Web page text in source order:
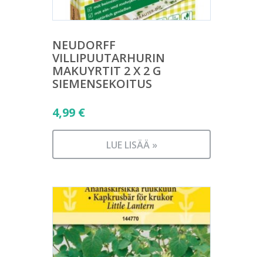
NEUDORFF
VILLIPUUTARHURIN
MAKUYRTIT 2 X 2 G
SIEMENSEKOITUS
4,99 €
LUE LISÄÄ »